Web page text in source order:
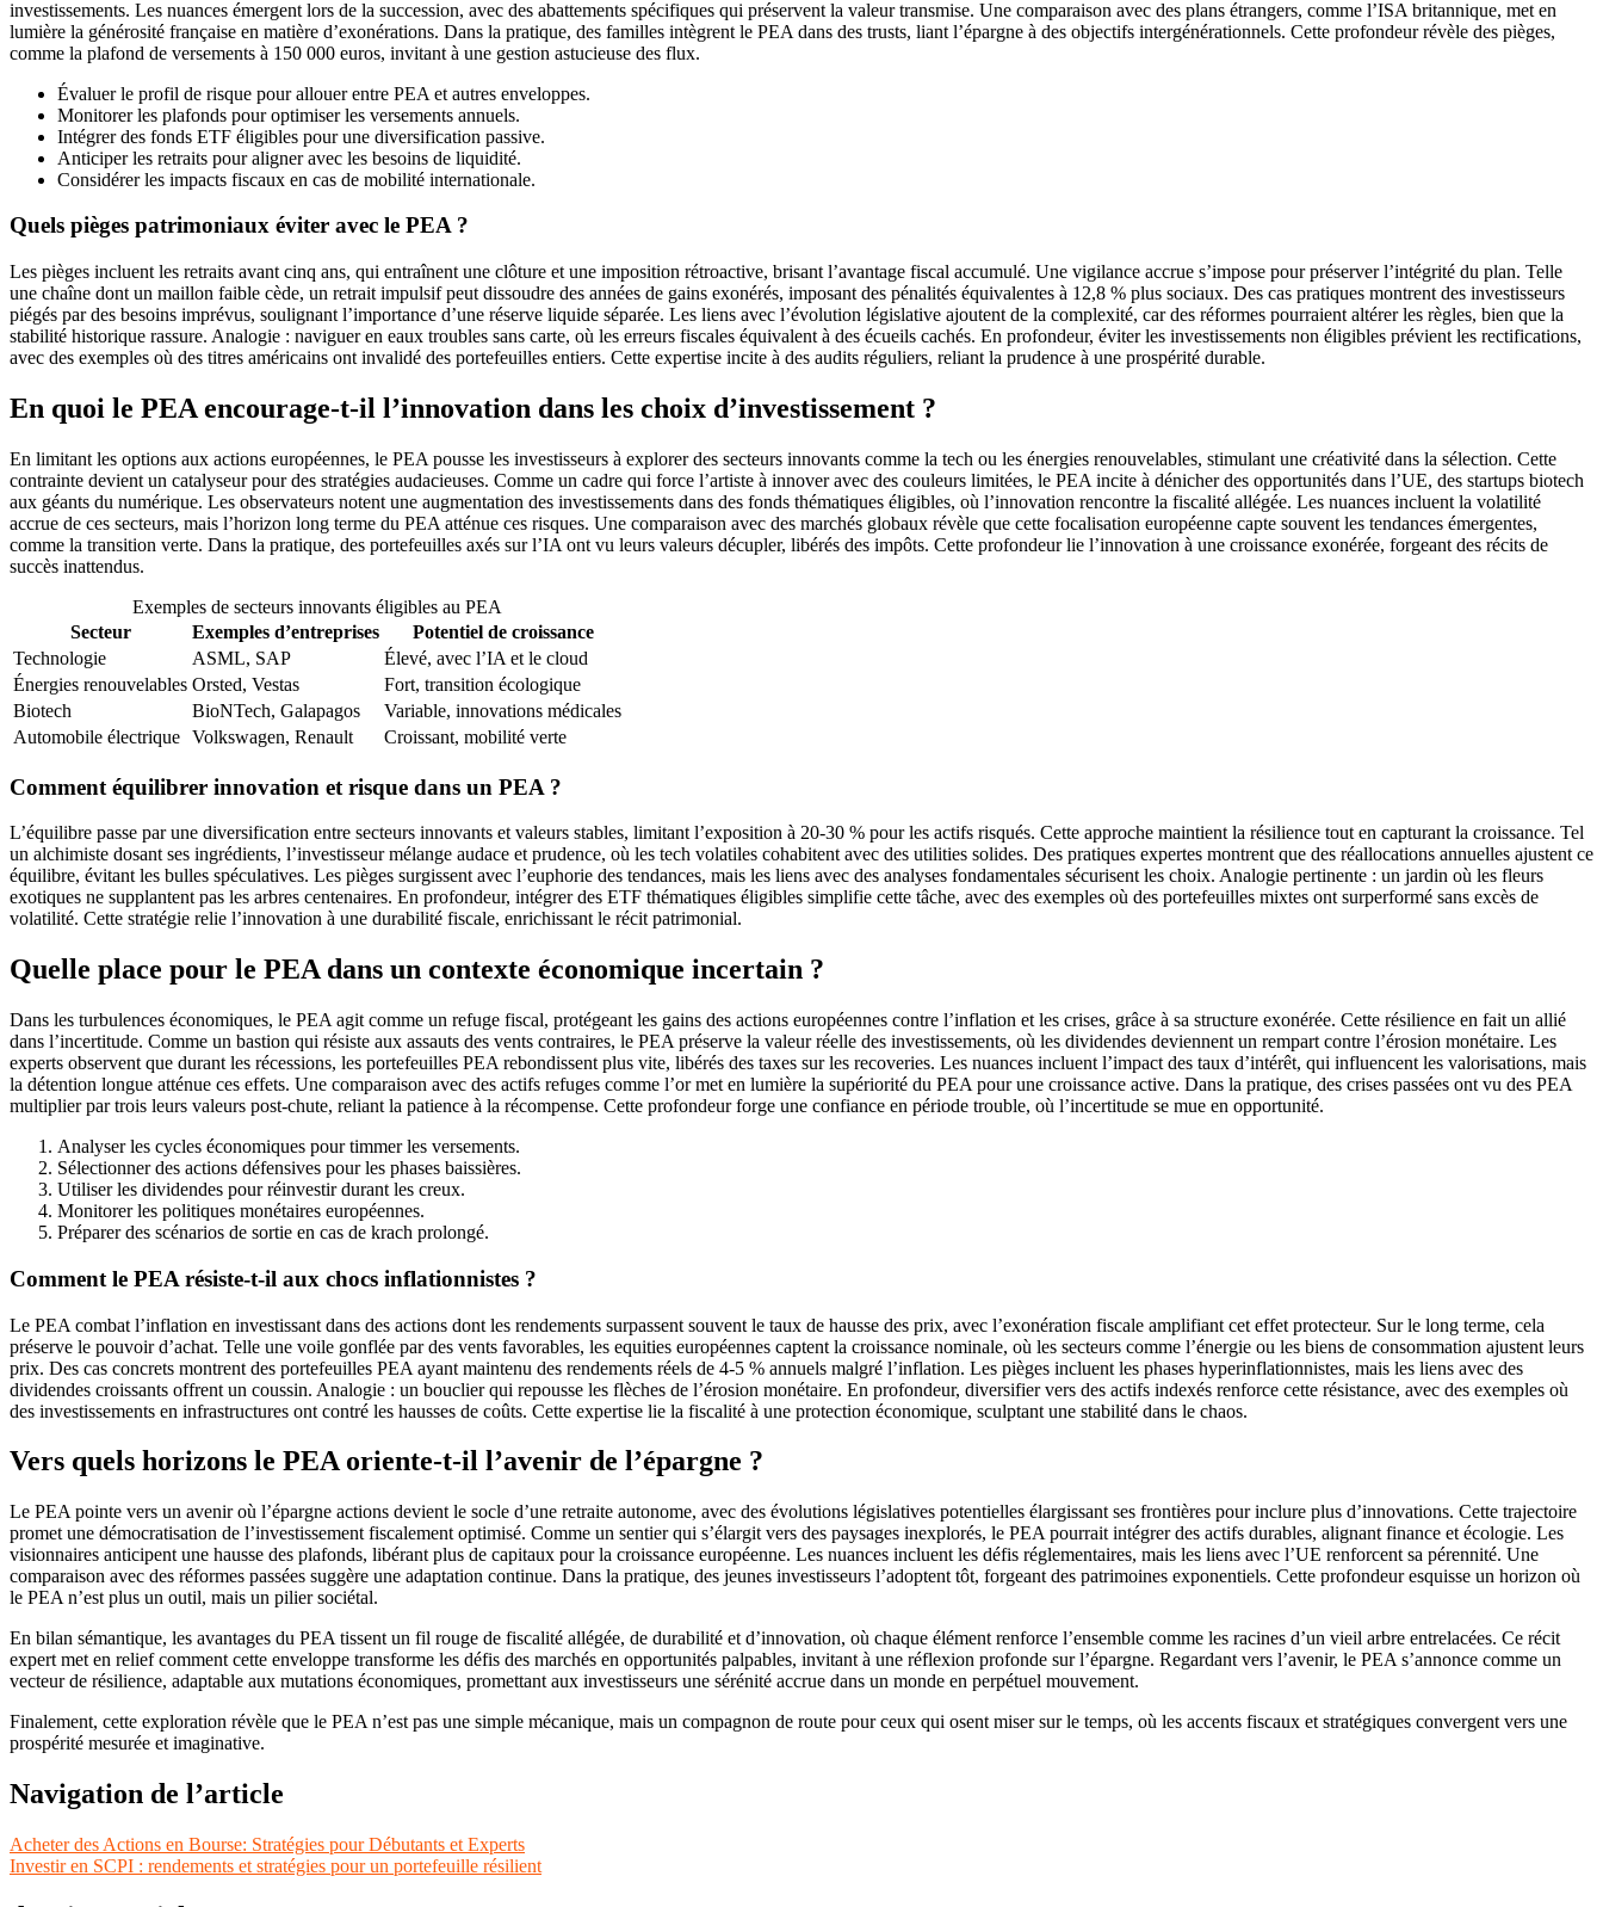
investissements. Les nuances émergent lors de la succession, avec des abattements spécifiques qui préservent la valeur transmise. Une comparaison avec des plans étrangers, comme l’ISA britannique, met en
lumière la générosité française en matière d’exonérations. Dans la pratique, des familles intègrent le PEA dans des trusts, liant l’épargne à des objectifs intergénérationnels. Cette profondeur révèle des pièges,
comme la plafond de versements à 150 000 euros, invitant à une gestion astucieuse des flux.
Évaluer le profil de risque pour allouer entre PEA et autres enveloppes.
Monitorer les plafonds pour optimiser les versements annuels.
Intégrer des fonds ETF éligibles pour une diversification passive.
Anticiper les retraits pour aligner avec les besoins de liquidité.
Considérer les impacts fiscaux en cas de mobilité internationale.
Quels pièges patrimoniaux éviter avec le PEA ?
Les pièges incluent les retraits avant cinq ans, qui entraînent une clôture et une imposition rétroactive, brisant l’avantage fiscal accumulé. Une vigilance accrue s’impose pour préserver l’intégrité du plan. Telle
une chaîne dont un maillon faible cède, un retrait impulsif peut dissoudre des années de gains exonérés, imposant des pénalités équivalentes à 12,8 % plus sociaux. Des cas pratiques montrent des investisseurs
piégés par des besoins imprévus, soulignant l’importance d’une réserve liquide séparée. Les liens avec l’évolution législative ajoutent de la complexité, car des réformes pourraient altérer les règles, bien que la
stabilité historique rassure. Analogie : naviguer en eaux troubles sans carte, où les erreurs fiscales équivalent à des écueils cachés. En profondeur, éviter les investissements non éligibles prévient les rectifications,
avec des exemples où des titres américains ont invalidé des portefeuilles entiers. Cette expertise incite à des audits réguliers, reliant la prudence à une prospérité durable.
En quoi le PEA encourage-t-il l’innovation dans les choix d’investissement ?
En limitant les options aux actions européennes, le PEA pousse les investisseurs à explorer des secteurs innovants comme la tech ou les énergies renouvelables, stimulant une créativité dans la sélection. Cette
contrainte devient un catalyseur pour des stratégies audacieuses. Comme un cadre qui force l’artiste à innover avec des couleurs limitées, le PEA incite à dénicher des opportunités dans l’UE, des startups biotech
aux géants du numérique. Les observateurs notent une augmentation des investissements dans des fonds thématiques éligibles, où l’innovation rencontre la fiscalité allégée. Les nuances incluent la volatilité
accrue de ces secteurs, mais l’horizon long terme du PEA atténue ces risques. Une comparaison avec des marchés globaux révèle que cette focalisation européenne capte souvent les tendances émergentes,
comme la transition verte. Dans la pratique, des portefeuilles axés sur l’IA ont vu leurs valeurs décupler, libérés des impôts. Cette profondeur lie l’innovation à une croissance exonérée, forgeant des récits de
succès inattendus.
Exemples de secteurs innovants éligibles au PEA
Secteur
Exemples d’entreprises
Potentiel de croissance
Technologie
ASML, SAP
Élevé, avec l’IA et le cloud
Énergies renouvelables Orsted, Vestas
Fort, transition écologique
Biotech
BioNTech, Galapagos
Variable, innovations médicales
Automobile électrique Volkswagen, Renault Croissant, mobilité verte
Comment équilibrer innovation et risque dans un PEA ?
L’équilibre passe par une diversification entre secteurs innovants et valeurs stables, limitant l’exposition à 20-30 % pour les actifs risqués. Cette approche maintient la résilience tout en capturant la croissance. Tel
un alchimiste dosant ses ingrédients, l’investisseur mélange audace et prudence, où les tech volatiles cohabitent avec des utilities solides. Des pratiques expertes montrent que des réallocations annuelles ajustent ce
équilibre, évitant les bulles spéculatives. Les pièges surgissent avec l’euphorie des tendances, mais les liens avec des analyses fondamentales sécurisent les choix. Analogie pertinente : un jardin où les fleurs
exotiques ne supplantent pas les arbres centenaires. En profondeur, intégrer des ETF thématiques éligibles simplifie cette tâche, avec des exemples où des portefeuilles mixtes ont surperformé sans excès de
volatilité. Cette stratégie relie l’innovation à une durabilité fiscale, enrichissant le récit patrimonial.
Quelle place pour le PEA dans un contexte économique incertain ?
Dans les turbulences économiques, le PEA agit comme un refuge fiscal, protégeant les gains des actions européennes contre l’inflation et les crises, grâce à sa structure exonérée. Cette résilience en fait un allié
dans l’incertitude. Comme un bastion qui résiste aux assauts des vents contraires, le PEA préserve la valeur réelle des investissements, où les dividendes deviennent un rempart contre l’érosion monétaire. Les
experts observent que durant les récessions, les portefeuilles PEA rebondissent plus vite, libérés des taxes sur les recoveries. Les nuances incluent l’impact des taux d’intérêt, qui influencent les valorisations, mais
la détention longue atténue ces effets. Une comparaison avec des actifs refuges comme l’or met en lumière la supériorité du PEA pour une croissance active. Dans la pratique, des crises passées ont vu des PEA
multiplier par trois leurs valeurs post-chute, reliant la patience à la récompense. Cette profondeur forge une confiance en période trouble, où l’incertitude se mue en opportunité.
Analyser les cycles économiques pour timmer les versements.
Sélectionner des actions défensives pour les phases baissières.
Utiliser les dividendes pour réinvestir durant les creux.
Monitorer les politiques monétaires européennes.
Préparer des scénarios de sortie en cas de krach prolongé.
Comment le PEA résiste-t-il aux chocs inflationnistes ?
Le PEA combat l’inflation en investissant dans des actions dont les rendements surpassent souvent le taux de hausse des prix, avec l’exonération fiscale amplifiant cet effet protecteur. Sur le long terme, cela
préserve le pouvoir d’achat. Telle une voile gonflée par des vents favorables, les equities européennes captent la croissance nominale, où les secteurs comme l’énergie ou les biens de consommation ajustent leurs
prix. Des cas concrets montrent des portefeuilles PEA ayant maintenu des rendements réels de 4-5 % annuels malgré l’inflation. Les pièges incluent les phases hyperinflationnistes, mais les liens avec des
dividendes croissants offrent un coussin. Analogie : un bouclier qui repousse les flèches de l’érosion monétaire. En profondeur, diversifier vers des actifs indexés renforce cette résistance, avec des exemples où
des investissements en infrastructures ont contré les hausses de coûts. Cette expertise lie la fiscalité à une protection économique, sculptant une stabilité dans le chaos.
Vers quels horizons le PEA oriente-t-il l’avenir de l’épargne ?
Le PEA pointe vers un avenir où l’épargne actions devient le socle d’une retraite autonome, avec des évolutions législatives potentielles élargissant ses frontières pour inclure plus d’innovations. Cette trajectoire
promet une démocratisation de l’investissement fiscalement optimisé. Comme un sentier qui s’élargit vers des paysages inexplorés, le PEA pourrait intégrer des actifs durables, alignant finance et écologie. Les
visionnaires anticipent une hausse des plafonds, libérant plus de capitaux pour la croissance européenne. Les nuances incluent les défis réglementaires, mais les liens avec l’UE renforcent sa pérennité. Une
comparaison avec des réformes passées suggère une adaptation continue. Dans la pratique, des jeunes investisseurs l’adoptent tôt, forgeant des patrimoines exponentiels. Cette profondeur esquisse un horizon où
le PEA n’est plus un outil, mais un pilier sociétal.
En bilan sémantique, les avantages du PEA tissent un fil rouge de fiscalité allégée, de durabilité et d’innovation, où chaque élément renforce l’ensemble comme les racines d’un vieil arbre entrelacées. Ce récit
expert met en relief comment cette enveloppe transforme les défis des marchés en opportunités palpables, invitant à une réflexion profonde sur l’épargne. Regardant vers l’avenir, le PEA s’annonce comme un
vecteur de résilience, adaptable aux mutations économiques, promettant aux investisseurs une sérénité accrue dans un monde en perpétuel mouvement.
Finalement, cette exploration révèle que le PEA n’est pas une simple mécanique, mais un compagnon de route pour ceux qui osent miser sur le temps, où les accents fiscaux et stratégiques convergent vers une
prospérité mesurée et imaginative.
Navigation de l’article
Acheter des Actions en Bourse: Stratégies pour Débutants et Experts
Investir en SCPI : rendements et stratégies pour un portefeuille résilient